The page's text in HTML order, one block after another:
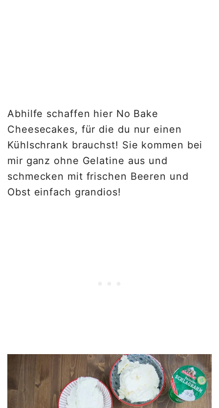
Abhilfe schaffen hier No Bake
Cheesecakes, für die du nur einen
Kühlschrank brauchst! Sie kommen bei
mir ganz ohne Gelatine aus und
schmecken mit frischen Beeren und
Obst einfach grandios!